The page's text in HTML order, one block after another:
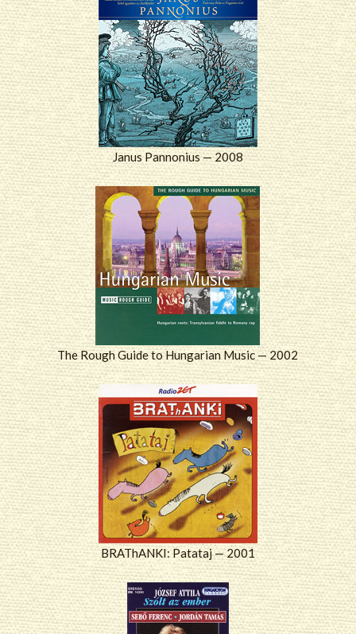
Janus Pannonius — 2008
The Rough Guide to Hungarian Music — 2002
BRAThANKI: Patataj — 2001